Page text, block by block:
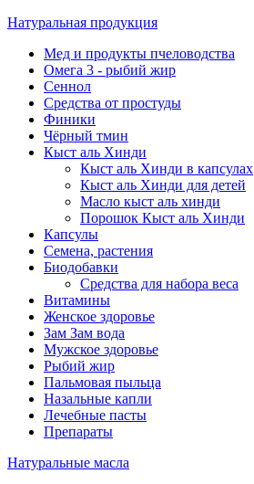
Натуральная продукция
Мед и продукты пчеловодства
Омега 3 - рыбий жир
Сеннол
Средства от простуды
Финики
Чёрный тмин
Кыст аль Хинди
Кыст аль Хинди в капсулах
Кыст аль Хинди для детей
Масло кыст аль хинди
Порошок Кыст аль Хинди
Капсулы
Семена, растения
Биодобавки
Средства для набора веса
Витамины
Женское здоровье
Зам Зам вода
Мужское здоровье
Рыбий жир
Пальмовая пыльца
Назальные капли
Лечебные пасты
Препараты
Натуральные масла